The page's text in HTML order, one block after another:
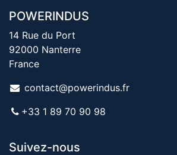
POWERINDUS
14 Rue du Port
92000 Nanterre
France
contact@powerindus.fr
+33 1 89 70 90 98
Suivez-nous